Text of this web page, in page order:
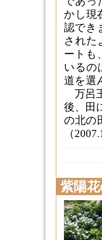
かし現
認でき
された
ートも
いるの
道を選
万呂
後、田
の北の
（
紫陽